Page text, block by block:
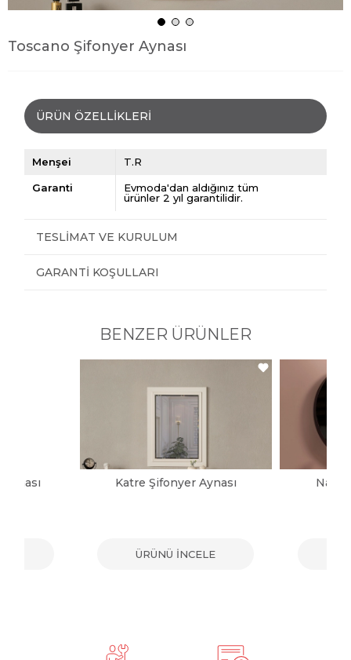
Toscano Şifonyer Aynası
ÜRÜN ÖZELLIKLERI
Menşei T.R
Garanti
Evmoda'dan aldığınız tüm
ürünler 2 yıl garantilidir.
TESLIMAT VE KURULUM
GARANTI KOŞULLARI
BENZER ÜRÜNLER
Katre Şifonyer Aynası
ÜRÜNÜ İNCELE
Nada